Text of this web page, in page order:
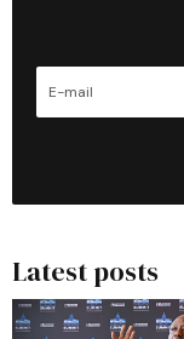
Latest posts